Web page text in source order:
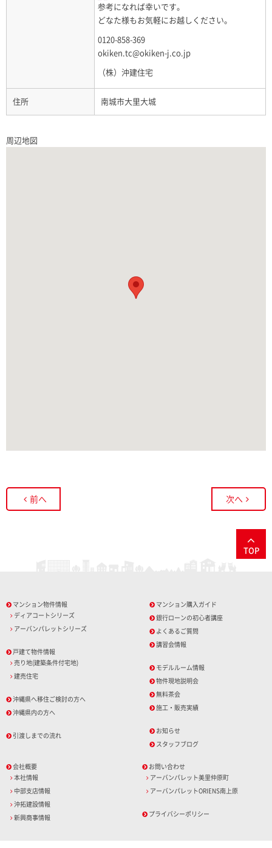
参考になれば幸いです。
どなた様もお気軽にお越しください。
0120-858-369
okiken.tc@okiken-j.co.jp
（株）沖建住宅
住所 南城市大里大城
周辺地図
次へ
前へ
TOP
マンション物件情報
ディアコートシリーズ
アーバンパレットシリーズ
戸建て物件情報
売り地(建築条件付宅地)
建売住宅
沖縄県へ移住ご検討の方へ
沖縄県内の方へ
引渡しまでの流れ
マンション購入ガイド
銀行ローンの初心者講座
よくあるご質問
講習会情報
モデルルーム情報
物件現地説明会
無料茶会
施工・販売実績
お知らせ
スタッフブログ
会社概要
本社情報
中部支店情報
沖拓建設情報
新興商事情報
お問い合わせ
アーバンパレット美里仲原町
アーバンパレットORIENS南上原
プライバシーポリシー